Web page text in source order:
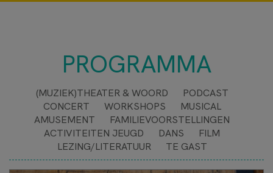
PROGRAMMA
(MUZIEK)THEATER & WOORD
PODCAST
CONCERT
WORKSHOPS
MUSICAL
AMUSEMENT
FAMILIEVOORSTELLINGEN
ACTIVITEITEN JEUGD
DANS
FILM
LEZING/LITERATUUR
TE GAST